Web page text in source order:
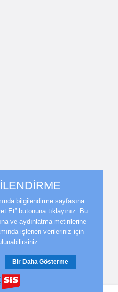
bilgilendirme sayfasına
Et” butonuna tıklayınız. Bu
ve aydınlatma metinlerine
işlenen verileriniz için
Bir Daha Gösterme